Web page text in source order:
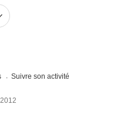
Suivre son activité